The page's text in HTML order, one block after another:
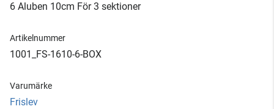
6 Aluben 10cm För 3 sektioner
Artikelnummer
1001_FS-1610-6-BOX
Varumärke
Frislev